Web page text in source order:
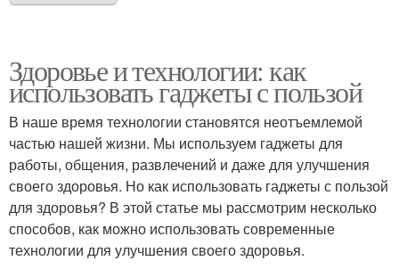
Здоровье и технологии: как
использовать гаджеты с пользой
В наше время технологии становятся неотъемлемой
частью нашей жизни. Мы используем гаджеты для
работы, общения, развлечений и даже для улучшения
своего здоровья. Но как использовать гаджеты с пользой
для здоровья? В этой статье мы рассмотрим несколько
способов, как можно использовать современные
технологии для улучшения своего здоровья.